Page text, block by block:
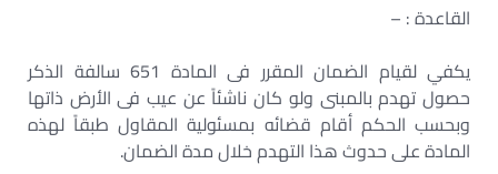
القاعدة : –
يكفي لقيام الضمان المقرر فى المادة 651 سالفة الذكر
حصول تهدم بالمبنى ولو كان ناشئاً عن عيب فى الأرض ذاتها
وبحسب الحكم أقام قضائه بمسئولية المقاول طبقاً لهذه
المادة على حدوث هذا التهدم خلال مدة الضمان.